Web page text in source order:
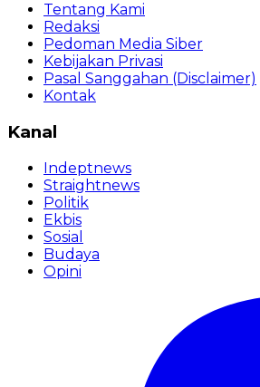
Tentang Kami
Redaksi
Pedoman Media Siber
Kebijakan Privasi
Pasal Sanggahan (Disclaimer)
Kontak
Kanal
Indeptnews
Straightnews
Politik
Ekbis
Sosial
Budaya
Opini